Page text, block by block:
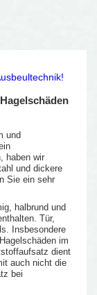
und
haben wir
und dickere
Sie ein sehr
halbrund und
Tür,
Insbesondere
im
dient
auch nicht die
bei